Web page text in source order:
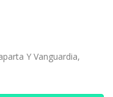
Y Vanguardia,